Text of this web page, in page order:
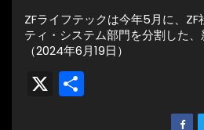
ZFライフテックは今年5月に、
ティ・システム部門を分割した、
（2024年6月19日）
X